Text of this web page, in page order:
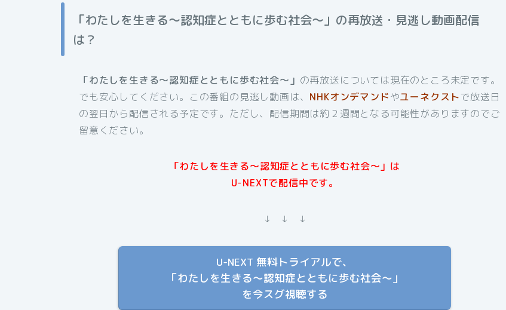
「わたしを生きる〜認知症とともに歩む社会〜」の再放送・見逃し動画配信
は？
「わたしを生きる〜認知症とともに歩む社会〜」 の再放送については現在のところ未定です。
でも安心してください。この番組の見逃し動画は、 NHKオンデマンドやユーネクストで放送日
の翌日から配信される予定です。ただし、配信期間は約２週間となる可能性がありますのでご
留意ください。
「わたしを生きる〜認知症とともに歩む社会〜」は
U-NEXTで配信中です。
↓ ↓ ↓
U-NEXT 無料トライアルで、
「わたしを生きる〜認知症とともに歩む社会〜」
を今スグ視聴する